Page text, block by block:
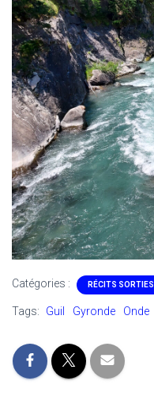
Catégories : RÉCITS SORTIES
Tags: Guil Gyronde Onde